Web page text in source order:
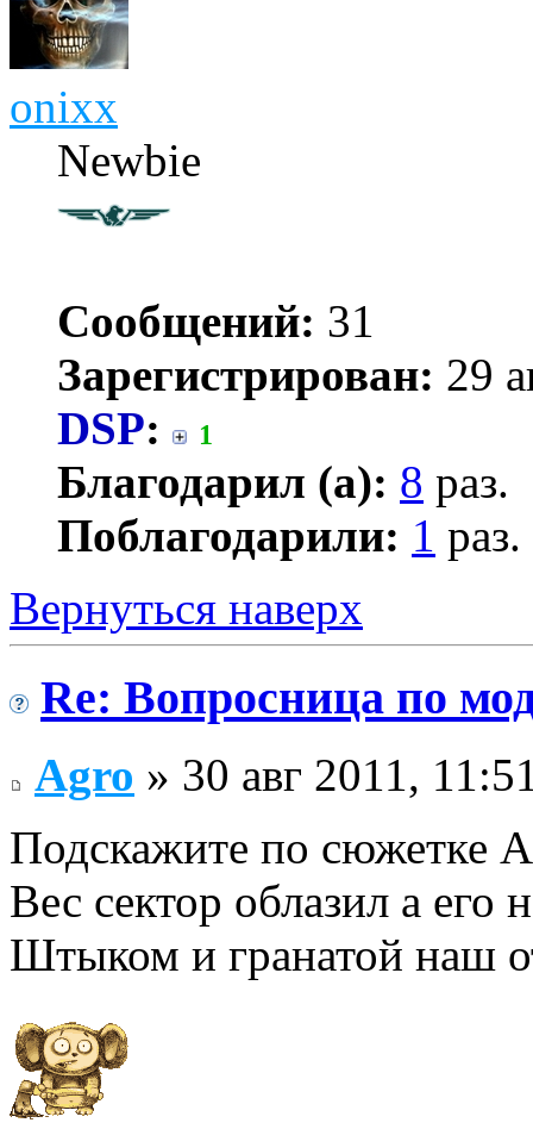
onixx
Newbie
Сообщений: 31
Зарегистрирован: 29
DSP: 1
Благодарил (а): 8 раз.
Поблагодарили: 1 раз.
Вернуться наверх
Re: Вопросница по
Agro » 30 авг 2011,
Подскажите по сюжетке
Вес сектор облазил а его
Штыком и гранатой наш